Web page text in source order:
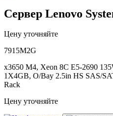
Сервер Lenovo
Цену уточняйте
7915M2G
x3650 M4, Xeon 8C E5-2690
1X4GB, O/Bay 2.5in HS SAS/
Rack
Цену уточняйте